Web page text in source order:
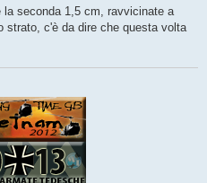
seconda 1,5 cm, ravvicinate a
strato, c'è da dire che questa volta